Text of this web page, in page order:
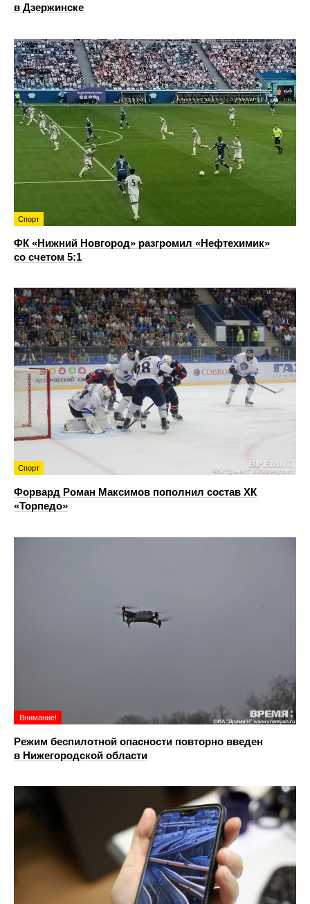
в Дзержинске
Спорт
ФК «Нижний Новгород» разгромил «Нефтехимик»
со счетом 5:1
Спорт
Форвард Роман Максимов пополнил состав ХК
«Торпедо»
Внимание!
Режим беспилотной опасности повторно введен
в Нижегородской области